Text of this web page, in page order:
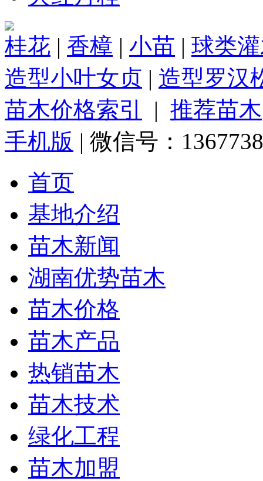
桂花 | 香樟 | 小苗 | 球类
造型小叶女贞 | 造型罗汉
苗木价格索引
| 推荐苗木
手机版 | 微信号：
首页
基地介绍
苗木新闻
湖南优势苗木
苗木价格
苗木产品
热销苗木
苗木技术
绿化工程
苗木加盟